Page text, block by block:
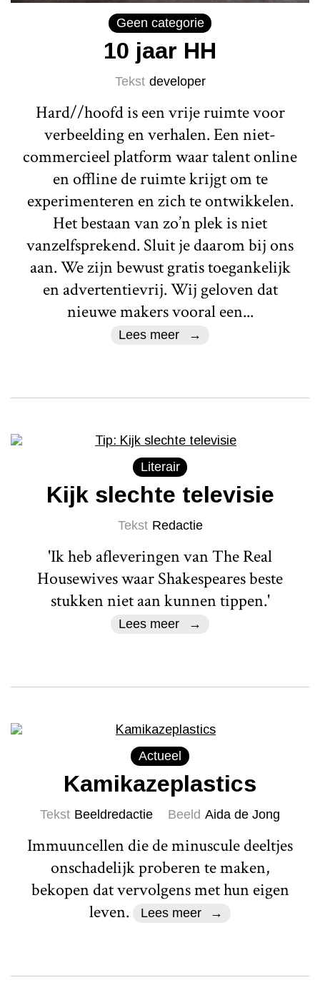
Geen categorie
10 jaar HH
Tekst developer
Hard//hoofd is een vrije ruimte voor
verbeelding en verhalen. Een niet-
commercieel platform waar talent online
en offline de ruimte krijgt om te
experimenteren en zich te ontwikkelen.
Het bestaan van zo’n plek is niet
vanzelfsprekend. Sluit je daarom bij ons
aan. We zijn bewust gratis toegankelijk
en advertentievrij. Wij geloven dat
nieuwe makers vooral een...
Lees meer
Literair
Kijk slechte televisie
Tekst Redactie
'Ik heb afleveringen van The Real
Housewives waar Shakespeares beste
stukken niet aan kunnen tippen.'
Lees meer
Actueel
Kamikazeplastics
Tekst Beeldredactie Beeld Aida de Jong
Immuuncellen die de minuscule deeltjes
onschadelijk proberen te maken,
bekopen dat vervolgens met hun eigen
leven.
Lees meer